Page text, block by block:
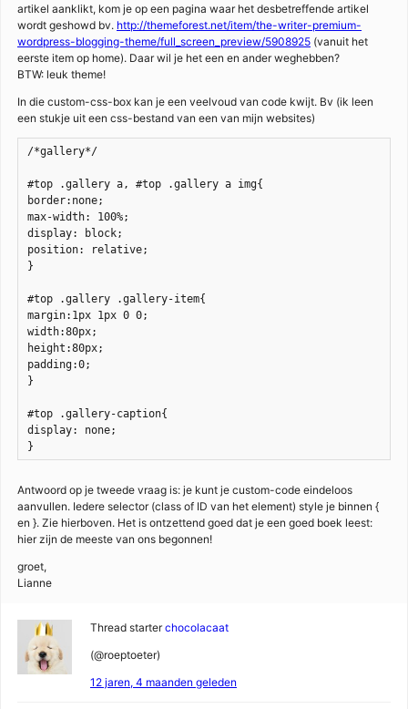
artikel aanklikt, kom je op een pagina waar het desbetreffende artikel
wordt geshowd bv. http://themeforest.net/item/the-writer-premium-
wordpress-blogging-theme/full_screen_preview/5908925 (vanuit het
eerste item op home). Daar wil je het een en ander weghebben?
BTW: leuk theme!
In die custom-css-box kan je een veelvoud van code kwijt. Bv (ik leen
een stukje uit een css-bestand van een van mijn websites)
/*gallery*/
#top .gallery a, #top .gallery a img{
border:none;
max-width: 100%;
display: block;
position: relative;
}
#top .gallery .gallery-item{
margin:1px 1px 0 0;
width:80px;
height:80px;
padding:0;
}
#top .gallery-caption{
display: none;
}
Antwoord op je tweede vraag is: je kunt je custom-code eindeloos
aanvullen. Iedere selector (class of ID van het element) style je binnen {
en }. Zie hierboven. Het is ontzettend goed dat je een goed boek leest:
hier zijn de meeste van ons begonnen!
groet,
Lianne
Thread starter chocolacaat
(@roeptoeter)
12 jaren, 4 maanden geleden